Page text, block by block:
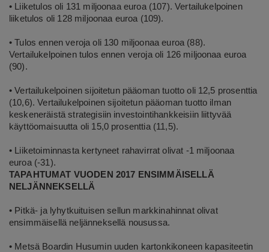
• Liiketulos oli 131 miljoonaa euroa (107). Vertailukelpoinen
liiketulos oli 128 miljoonaa euroa (109).
• Tulos ennen veroja oli 130 miljoonaa euroa (88).
Vertailukelpoinen tulos ennen veroja oli 126 miljoonaa euroa
(90).
• Vertailukelpoinen sijoitetun pääoman tuotto oli 12,5 prosenttia
(10,6). Vertailukelpoinen sijoitetun pääoman tuotto ilman
keskeneräistä strategisiin investointihankkeisiin liittyvää
käyttöomaisuutta oli 15,0 prosenttia (11,5).
• Liiketoiminnasta kertyneet rahavirrat olivat -1 miljoonaa
euroa (-31).
TAPAHTUMAT VUODEN 2017 ENSIMMÄISELLÄ
NELJÄNNEKSELLÄ
• Pitkä- ja lyhytkuituisen sellun markkinahinnat olivat
ensimmäisellä neljänneksellä nousussa.
• Metsä Boardin Husumin uuden kartonkikoneen kapasiteetin